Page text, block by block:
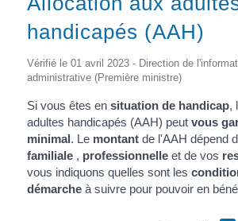
handicapés (AAH)
Vérifié le 01 avril 2023 - Direction de
administrative (Première ministre)
Si vous êtes en situation de handicap,
adultes handicapés (AAH) peut vous
minimal. Le montantde l'AAH dépend
familiale, professionnelleet de vos
vous indiquons quelles sont les
démarcheà suivre pour pouvoir en